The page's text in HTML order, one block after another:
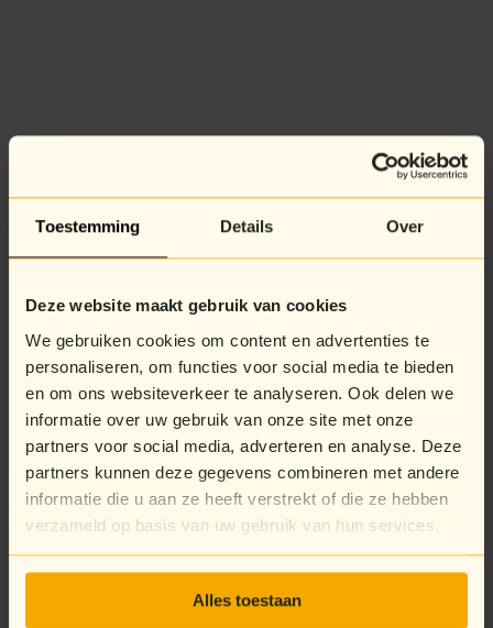
Toestemming Details Over
Deze website maakt gebruik van cookies
We gebruiken cookies om content en advertenties te
personaliseren, om functies voor social media te bieden
en om ons websiteverkeer te analyseren. Ook delen we
informatie over uw gebruik van onze site met onze
partners voor social media, adverteren en analyse. Deze
partners kunnen deze gegevens combineren met andere
informatie die u aan ze heeft verstrekt of die ze hebben
verzameld op basis van uw gebruik van hun services.
Alles toestaan